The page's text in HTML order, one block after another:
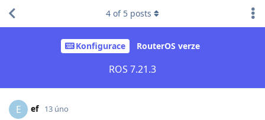
Konfigurace RouterOS verze
ROS 7.21.3
4 of 5 posts
E ef 13 úno